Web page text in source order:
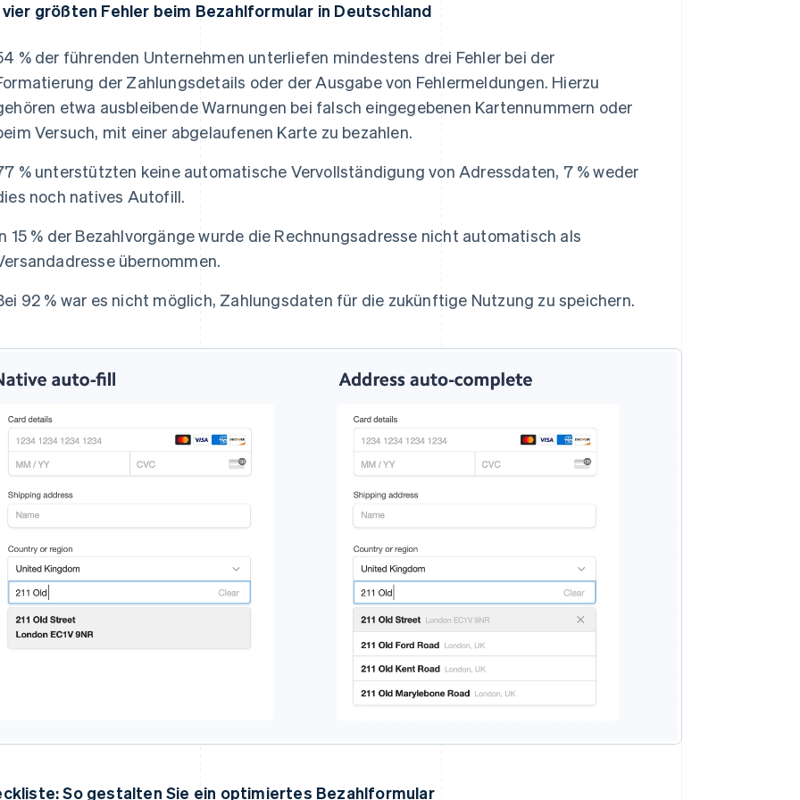
größten Fehler beim Bezahlformular in Deutschland
% der führenden Unternehmen unterliefen mindestens drei Fehler bei der
der Zahlungsdetails oder der Ausgabe von Fehlermeldungen. Hierzu
etwa ausbleibende Warnungen bei falsch eingegebenen Kartennummern oder
Versuch, mit einer abgelaufenen Karte zu bezahlen.
% unterstützten keine automatische Vervollständigung von Adressdaten, 7 % weder
noch natives Autofill.
15 % der Bezahlvorgänge wurde die Rechnungsadresse nicht automatisch als
übernommen.
92 % war es nicht möglich, Zahlungsdaten für die zukünftige Nutzung zu speichern.
So gestalten Sie ein optimiertes Bezahlformular